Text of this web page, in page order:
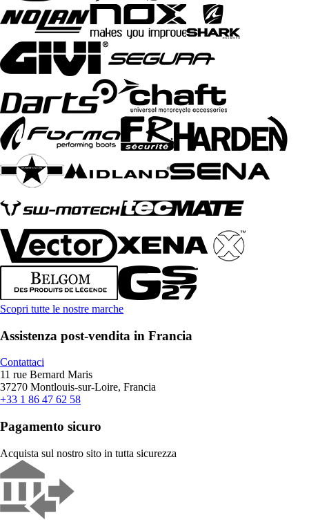
Scopri tutte le nostre marche
Assistenza post-vendita in Francia
Contattaci
11 rue Bernard Maris
37270 Montlouis-sur-Loire, Francia
+33 1 86 47 62 58
Pagamento sicuro
Acquista sul nostro sito in tutta sicurezza